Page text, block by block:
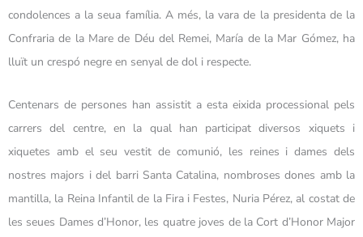
condolences a la seua família. A més, la vara de la presidenta de la
Confraria de la Mare de Déu del Remei, María de la Mar Gómez, ha
lluït un crespó negre en senyal de dol i respecte.
Centenars de persones han assistit a esta eixida processional pels
carrers del centre, en la qual han participat diversos xiquets i
xiquetes amb el seu vestit de comunió, les reines i dames dels
nostres majors i del barri Santa Catalina, nombroses dones amb la
mantilla, la Reina Infantil de la Fira i Festes, Nuria Pérez, al costat de
les seues Dames d’Honor, les quatre joves de la Cort d’Honor Major